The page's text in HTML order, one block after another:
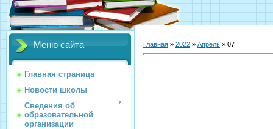
Меню сайта
Главная страница
Новости школы
Сведения об
образовательной
организации
Главная » 2022 » Апрель » 07